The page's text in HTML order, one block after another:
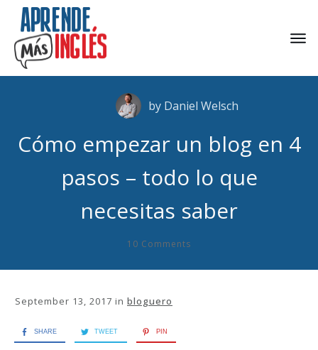
by Daniel Welsch
Cómo empezar un blog en 4
pasos – todo lo que
necesitas saber
10 Comments
September 13, 2017 in bloguero
SHARE TWEET PIN